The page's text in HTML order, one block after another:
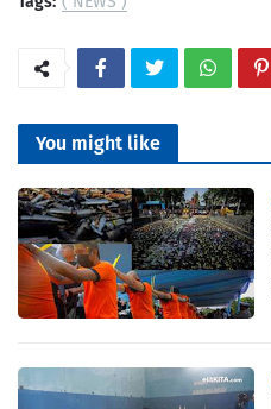
You might like